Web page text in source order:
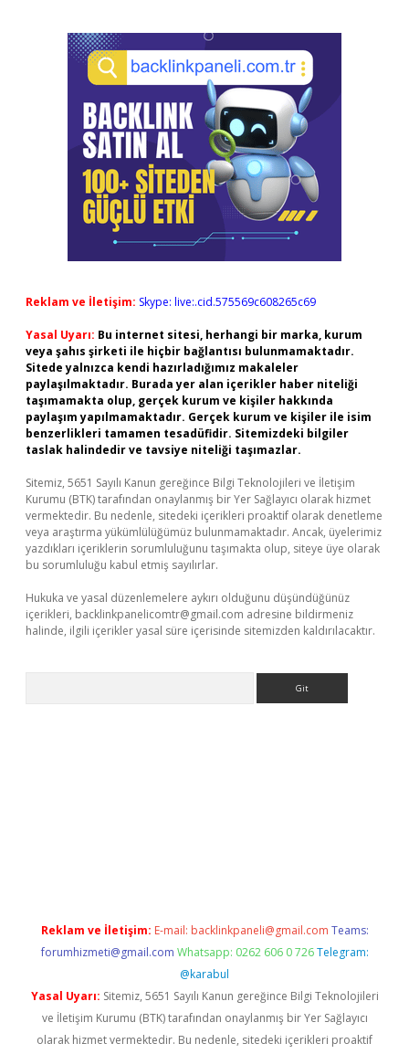
Reklam ve İletişim: Skype: live:.cid.575569c608265c69
Yasal Uyarı: Bu internet sitesi, herhangi bir marka, kurum
veya şahıs şirketi ile hiçbir bağlantısı bulunmamaktadır.
Sitede yalnızca kendi hazırladığımız makaleler
paylaşılmaktadır. Burada yer alan içerikler haber niteliği
taşımamakta olup, gerçek kurum ve kişiler hakkında
paylaşım yapılmamaktadır. Gerçek kurum ve kişiler ile isim
benzerlikleri tamamen tesadüfidir. Sitemizdeki bilgiler
taslak halindedir ve tavsiye niteliği taşımazlar.
Sitemiz, 5651 Sayılı Kanun gereğince Bilgi Teknolojileri ve İletişim
Kurumu (BTK) tarafından onaylanmış bir Yer Sağlayıcı olarak hizmet
vermektedir. Bu nedenle, sitedeki içerikleri proaktif olarak denetleme
veya araştırma yükümlülüğümüz bulunmamaktadır. Ancak, üyelerimiz
yazdıkları içeriklerin sorumluluğunu taşımakta olup, siteye üye olarak
bu sorumluluğu kabul etmiş sayılırlar.
Hukuka ve yasal düzenlemelere aykırı olduğunu düşündüğünüz
içerikleri, backlinkpanelicomtr@gmail.com adresine bildirmeniz
halinde, ilgili içerikler yasal süre içerisinde sitemizden kaldırılacaktır.
Reklam ve İletişim: E-mail: backlinkpaneli@gmail.com Teams:
forumhizmeti@gmail.com Whatsapp: 0262 606 0 726 Telegram:
@karabul
Yasal Uyarı: Sitemiz, 5651 Sayılı Kanun gereğince Bilgi Teknolojileri
ve İletişim Kurumu (BTK) tarafından onaylanmış bir Yer Sağlayıcı
olarak hizmet vermektedir. Bu nedenle, sitedeki içerikleri proaktif